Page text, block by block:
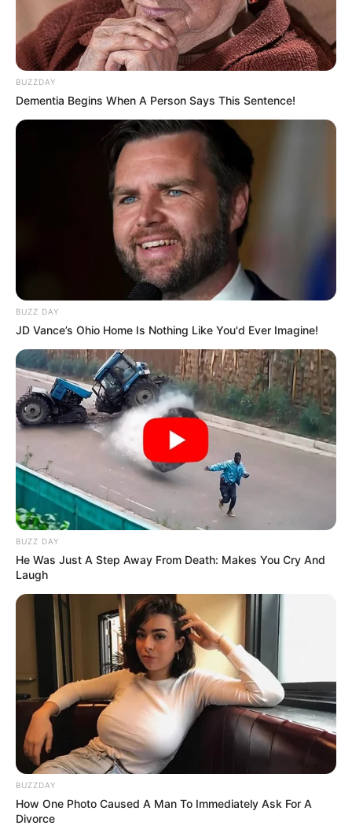
Szerző
More by Szerző
Post
navigation
Previous ArticlePrevious
article:
Hatalmas ajándékot
küld Orbán a
nyugdíjasoknak –
márciusig teljesen
ingyen jár
Next Article
Dopeman hatalmas
pofont adott Magyar
Péternek !Dopeman
olyat szólt be Magyar
Péternek , hogy a fal
adta a másikat, ez az
eddigi legkeményebb
kritika ! 👇 𝗖𝗶𝗸𝗸 𝗮
BUZZDAY
Dementia Begins When A Person Says This Sentence!
BUZZ DAY
JD Vance’s Ohio Home Is Nothing Like You'd Ever Imagine!
BUZZ DAY
He Was Just A Step Away From Death: Makes You Cry And
Laugh
BUZZDAY
How One Photo Caused A Man To Immediately Ask For A
Divorce